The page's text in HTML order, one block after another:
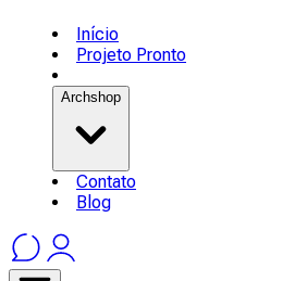
Início
Projeto Pronto
Archshop
Contato
Blog